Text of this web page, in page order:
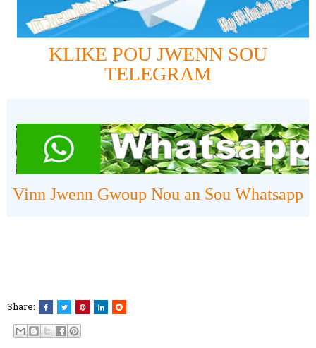
KLIKE POU JWENN SOU
TELEGRAM
Vinn Jwenn Gwoup Nou an Sou Whatsapp
Share: